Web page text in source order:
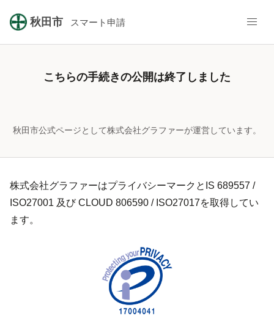
秋田市 スマート申請
こちらの手続きの公開は終了しました
秋田市公式ページとして株式会社グラファーが運営しています。
株式会社グラファーはプライバシーマークとIS 689557 /
ISO27001 及び CLOUD 806590 / ISO27017を取得してい
ます。